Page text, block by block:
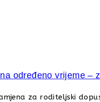
određeno vrijeme –
za roditeljski